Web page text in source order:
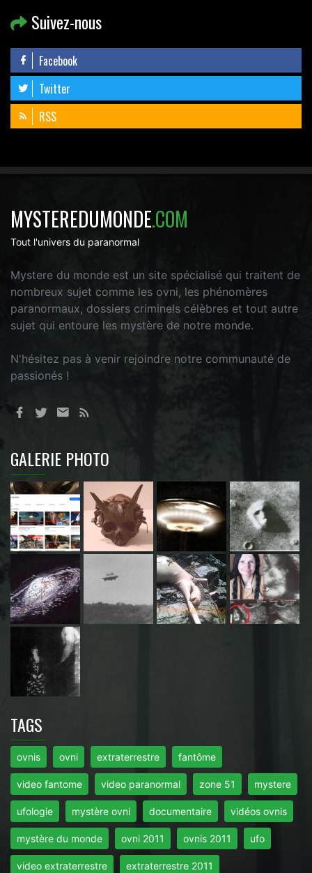
Suivez-nous
Facebook
Twitter
RSS
MYSTEREDUMONDE.COM
Tout l'univers du paranormal
Mystere du monde est un site spécialisé qui traitent de
nombreux sujet comme les ovni, les phénomères
paranormaux, dossiers criminels célèbres et tout autre
sujet qui entoure les mystère de notre monde.
N'hésitez pas à venir rejoindre notre communauté de
passionés !
GALERIE PHOTO
TAGS
ovnis ovni extraterrestre fantôme
video fantome video paranormal zone 51 mystere
ufologie mystère ovni documentaire vidéos ovnis
mystère du monde ovni 2011 ovnis 2011 ufo
video extraterrestre extraterrestre 2011